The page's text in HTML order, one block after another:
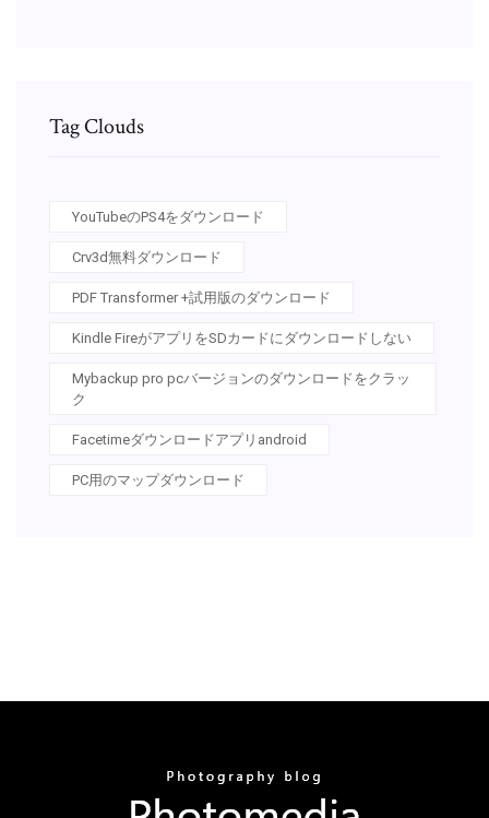
Tag Clouds
YouTubeのPS4をダウンロード
Crv3d無料ダウンロード
PDF Transformer +試用版のダウンロード
Kindle FireがアプリをSDカードにダウンロードしない
Mybackup pro pcバージョンのダウンロードをクラッ
ク
Facetimeダウンロードアプリandroid
PC用のマップダウンロード